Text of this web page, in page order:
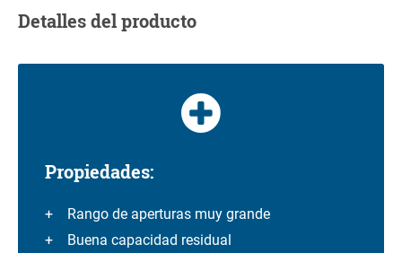
Detalles del producto
Propiedades:
Rango de aperturas muy grande
Buena capacidad residual